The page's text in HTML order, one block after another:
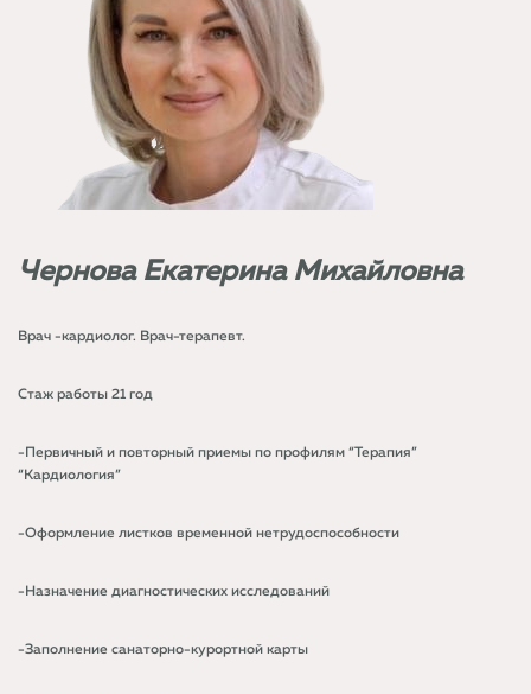
Чернова Екатерина Михайловна
Врач -кардиолог. Врач-терапевт.
Стаж работы 21 год
-Первичный и повторный приемы по профилям “Терапия”
“Кардиология”
-Оформление листков временной нетрудоспособности
-Назначение диагностических исследований
-Заполнение санаторно-курортной карты